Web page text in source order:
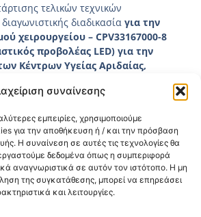
συναίνεσης
εμπειρίες, χρησιμοποιούμε
για την αποθήκευση ή / και την πρόσβαση
Η συναίνεση σε αυτές τις τεχνολογίες θα
δεδομένα όπως η συμπεριφορά
αναγνωριστικά σε αυτόν τον ιστότοπο. Η μη
της συγκατάθεσης, μπορεί να επηρεάσει
και λειτουργίες.
τελικών τεχνικών
διαδικασίαγια την
χειρουργείου – CPV33167000-8
προβολέας LED) για την
Κέντρων Υγείας Αριδαίας,
παραθέτουμε τοτελικό κείμενο των
(ΑΔΑ: ΨΘΕΠΟΡΕΠ-646)
Μακεδονίας έπειτα τη διενέργεια
στην ηλεκτρονική
με μοναδικό αριθμό